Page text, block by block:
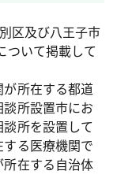
区及び八王子市
ついて掲載して
所在する都道
所設置市にお
所を設置して
る医療機関で
在する自治体